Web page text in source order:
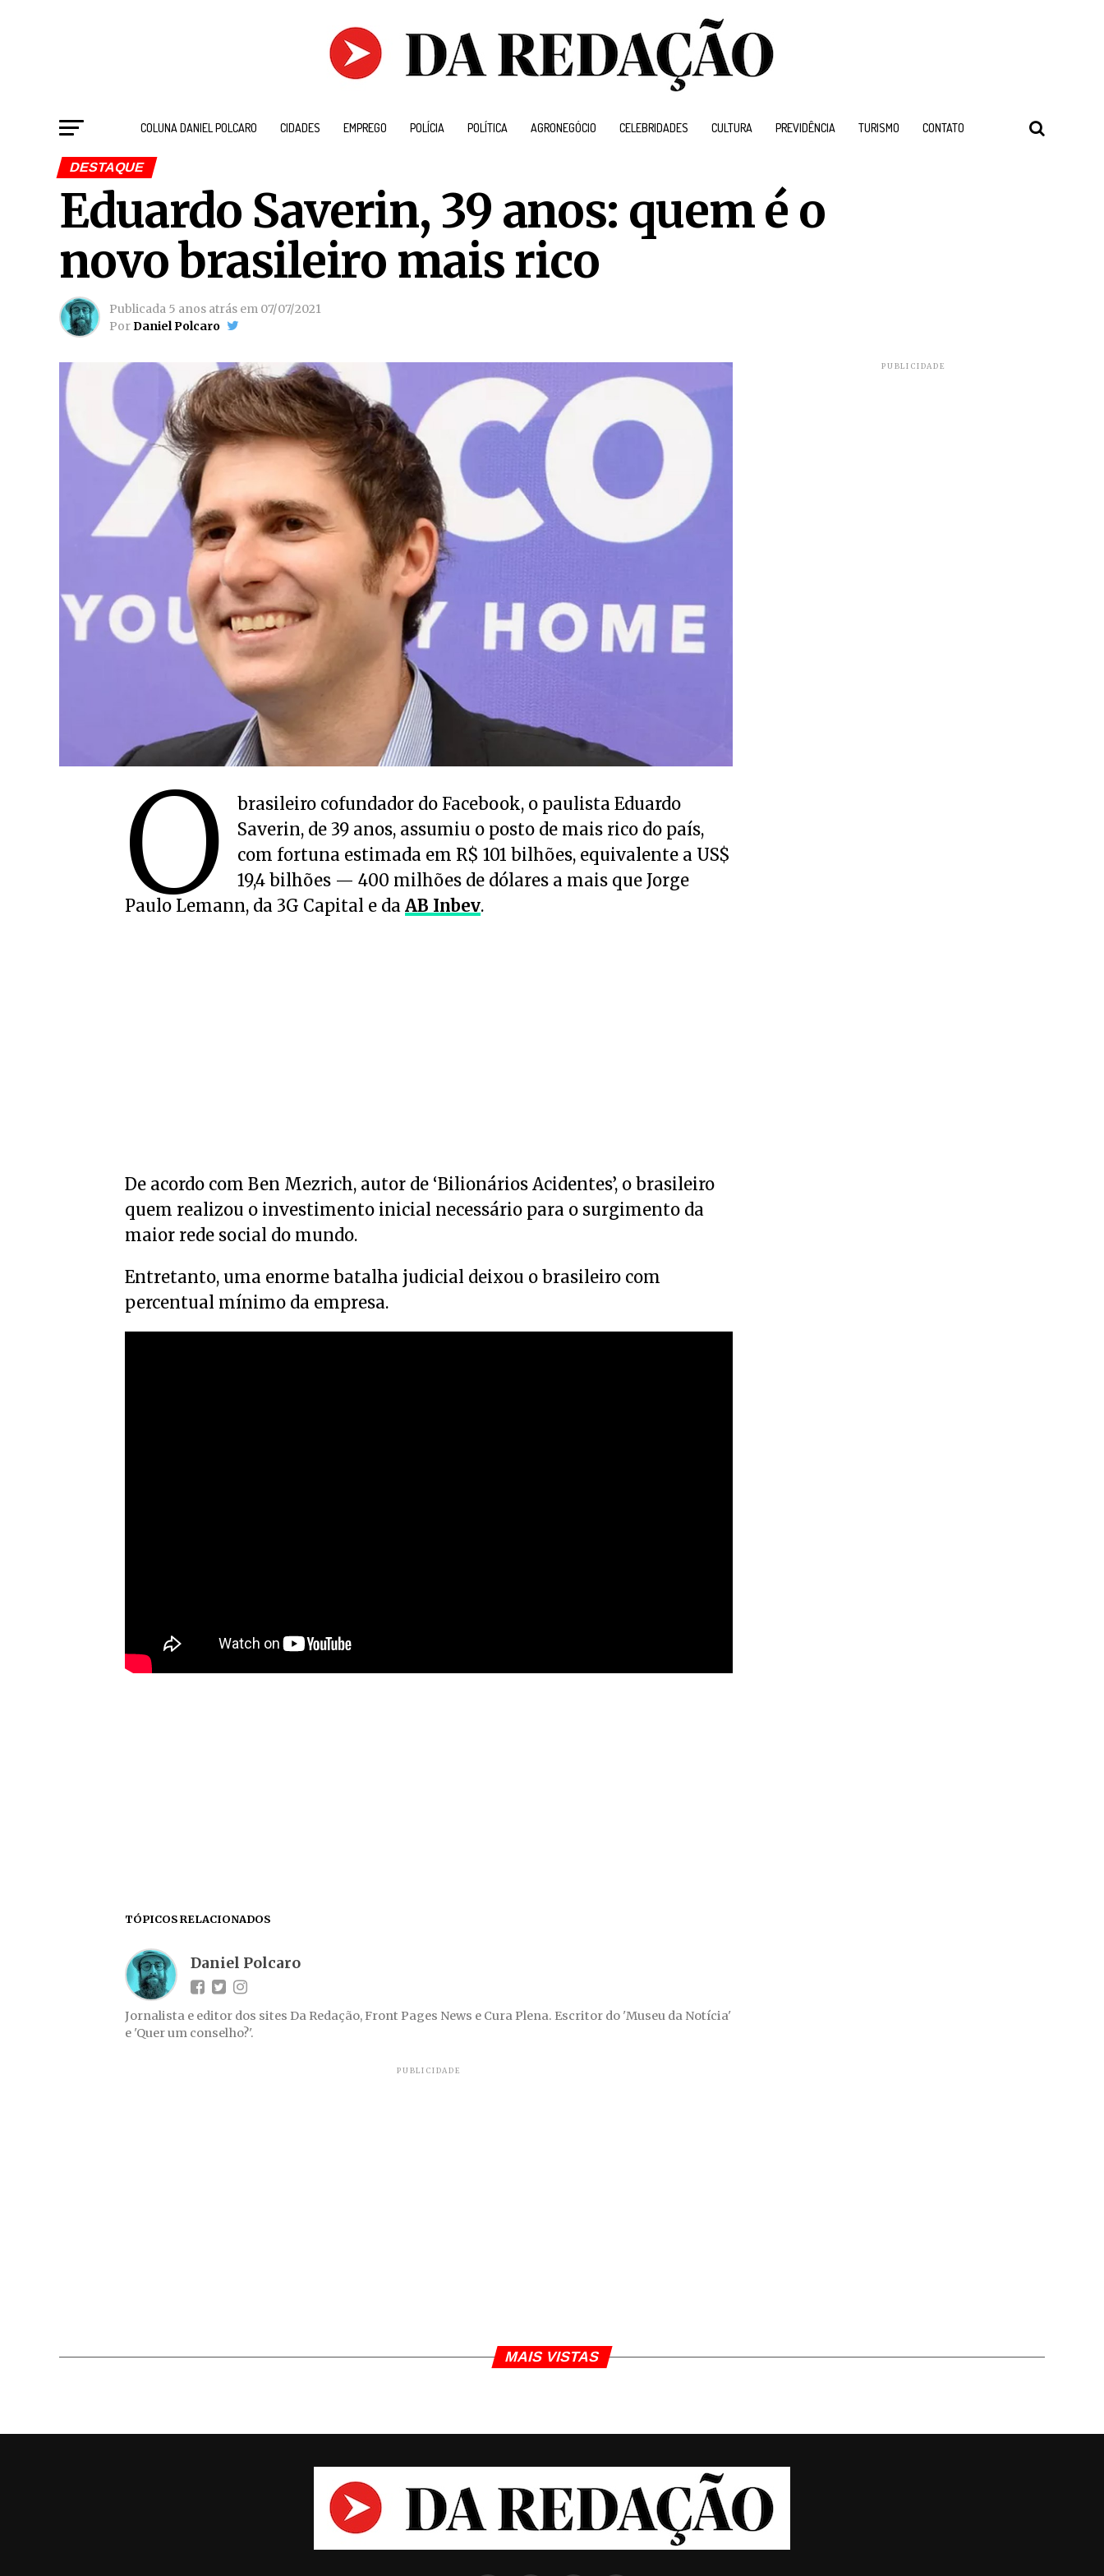
COLUNA DANIEL POLCARO CIDADES EMPREGO POLÍCIA POLÍTICA AGRONEGÓCIO CELEBRIDADES CULTURA PREVIDÊNCIA TURISMO CONTATO
DESTAQUE
Eduardo Saverin, 39 anos: quem é o
novo brasileiro mais rico
Publicada 5 anos atrás em 07/07/2021
PorDaniel Polcaro
O
brasileiro cofundador do Facebook, o paulista Eduardo
Saverin, de 39 anos, assumiu o posto de mais rico do país,
com fortuna estimada em R$ 101 bilhões, equivalente a US$
19,4 bilhões — 400 milhões de dólares a mais que Jorge
Paulo Lemann, da 3G Capital e da AB Inbev.
De acordo com Ben Mezrich, autor de ‘Bilionários Acidentes’, o brasileiro
quem realizou o investimento inicial necessário para o surgimento da
maior rede social do mundo.
Entretanto, uma enorme batalha judicial deixou o brasileiro com
percentual mínimo da empresa.
TÓPICOS RELACIONADOS
Daniel Polcaro
Jornalista e editor dos sites Da Redação, Front Pages News e Cura Plena. Escritor do 'Museu da Notícia'
e 'Quer um conselho?'.
PUBLICIDADE
PUBLICIDADE
MAIS VISTAS